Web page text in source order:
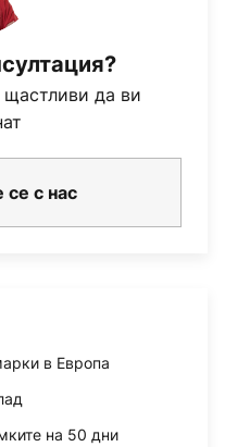
да ви
с нас
в Европа
на 50 дни